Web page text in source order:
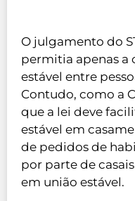
O julgamento do
permitia apenas a
estável entre
Contudo, como a
que a lei deve
estável em
de pedidos de
por parte de
em união estável.